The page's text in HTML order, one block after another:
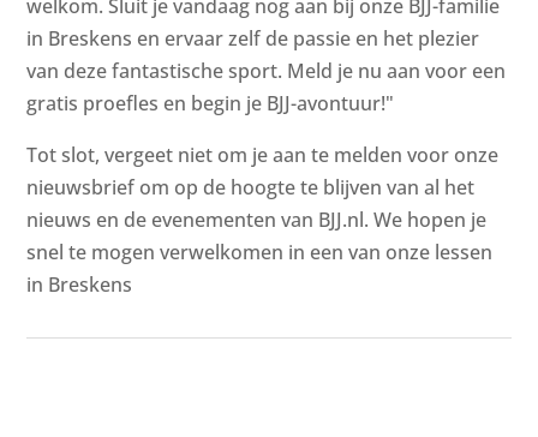
welkom. Sluit je vandaag nog aan bij onze BJJ-familie
in Breskens en ervaar zelf de passie en het plezier
van deze fantastische sport. Meld je nu aan voor een
gratis proefles en begin je BJJ-avontuur!"
Tot slot, vergeet niet om je aan te melden voor onze
nieuwsbrief om op de hoogte te blijven van al het
nieuws en de evenementen van BJJ.nl. We hopen je
snel te mogen verwelkomen in een van onze lessen
in Breskens